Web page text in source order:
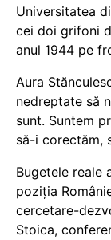
Universitatea
cei doi grifoni
anul 1944 pe
Aura
nedreptate să
sunt. Suntem
să-i corectăm,
Bugetele reale
poziția
cercetare-
Stoica,